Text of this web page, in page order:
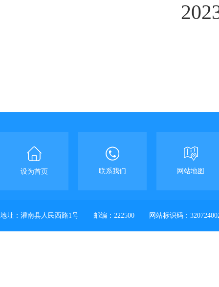
设为首页 联系我们 网站地图
地址：灌南县人民西路1号 邮编：222500 网站标识码：